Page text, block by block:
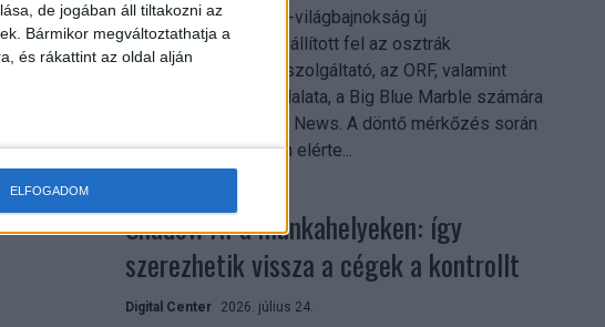
de jogában áll tiltakozni az
Bármikor megváltoztathatja a
és rákattint az oldal alján
ELFOGADOM
A 2026-os labdarúgó-világbajnokság új
streamingrekordokat állított fel az osztrák
közszolgálati műsorszolgáltató, az ORF, valamint
technológiai leányvállalata, a Big Blue Marble számára
– írja a Broadband TV News. A döntő mérkőzés során
az átlagos nézőszám elérte...
Shadow AI a munkahelyeken: így
szerezhetik vissza a cégek a kontrollt
Digital Center 2026. július 24.